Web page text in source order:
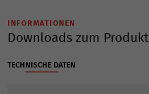
INFORMATIONEN
Downloads zum Produkt
TECHNISCHE DATEN